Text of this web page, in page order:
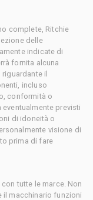
complete, Ritchie
delle
indicate di
fornita alcuna
il
incluso
conformità o
previsti
di idoneità o
visione di
prima di fare
tutte le marce. Non
il macchinario funzioni